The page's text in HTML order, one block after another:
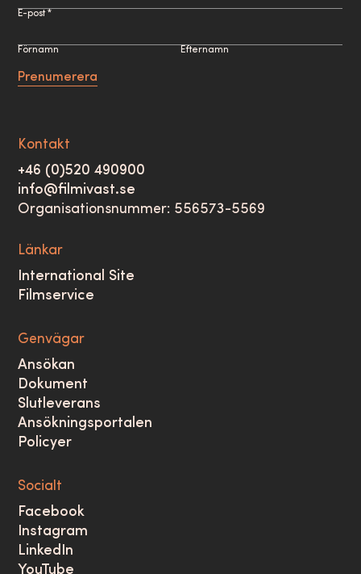
E-post *
Förnamn Efternamn
Prenumerera
Kontakt
+46 (0)520 490900
info@filmivast.se
Organisationsnummer: 556573-5569
Länkar
International Site
Filmservice
Genvägar
Ansökan
Dokument
Slutleverans
Ansökningsportalen
Policyer
Socialt
Facebook
Instagram
LinkedIn
YouTube